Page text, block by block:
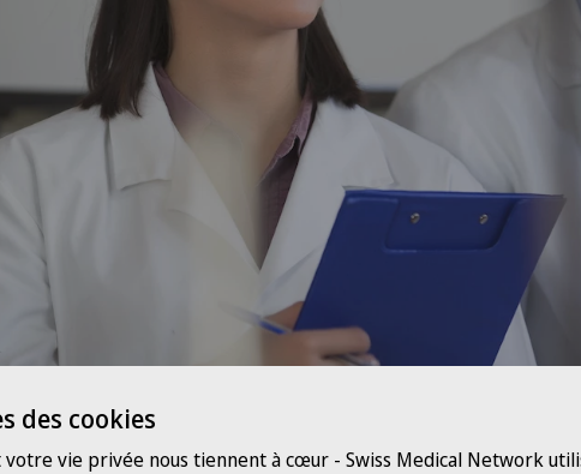
des cookies
vie privée nous tiennent à cœur - Swiss Medical Network